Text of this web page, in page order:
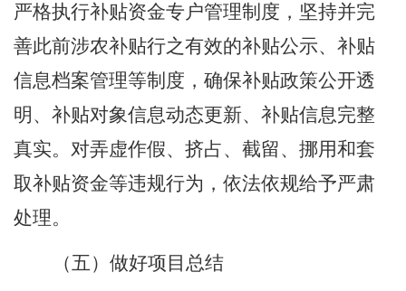
严格执行补贴资金专户管理制度，坚持并完
善此前涉农补贴行之有效的补贴公示、补贴
信息档案管理等制度，确保补贴政策公开透
明、补贴对象信息动态更新、补贴信息完整
真实。对弄虚作假、挤占、截留、挪用和套
取补贴资金等违规行为，依法依规给予严肃
处理。
（五） 做好项目总结